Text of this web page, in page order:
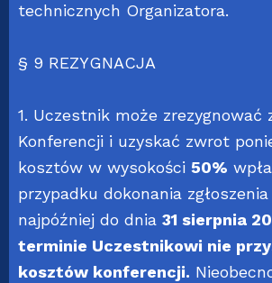
technicznych Organizatora.
§ 9 REZYGNACJA
1. Uczestnik może zrezygnować
Konferencji i uzyskać zwrot
kosztów w wysokości 50%
przypadku dokonania
najpóźniej do dnia 31 sierpnia
terminie Uczestnikowi nie
kosztów konferencji.